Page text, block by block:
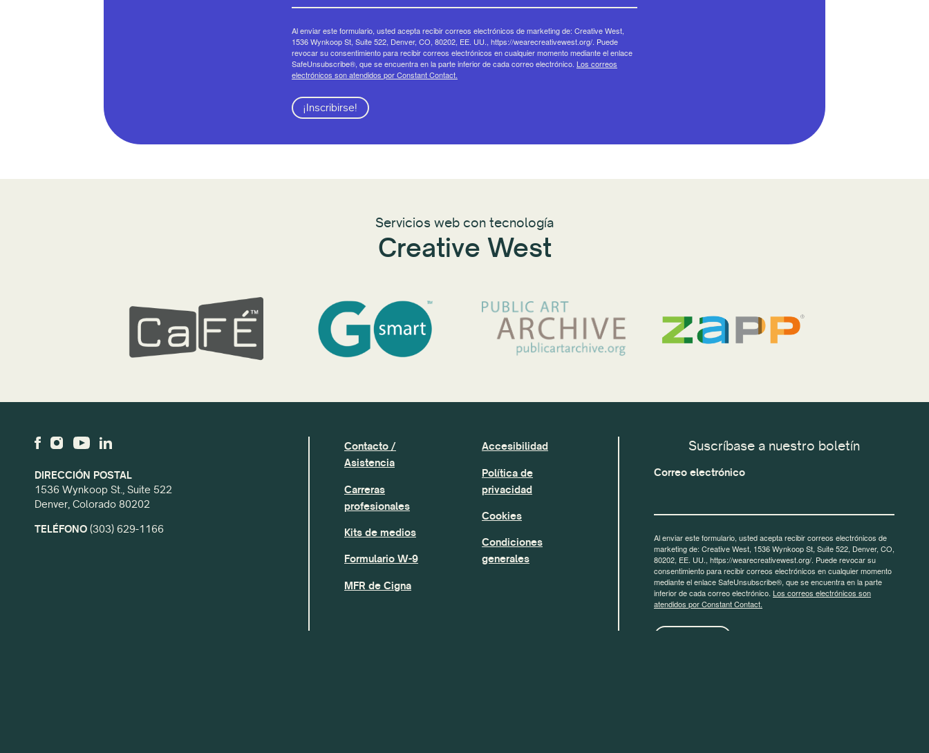
Al enviar este formulario, usted acepta recibir correos electrónicos de marketing de: Creative West,
1536 Wynkoop St, Suite 522, Denver, CO, 80202, EE. UU., https://wearecreativewest.org/. Puede
revocar su consentimiento para recibir correos electrónicos en cualquier momento mediante el enlace
SafeUnsubscribe®, que se encuentra en la parte inferior de cada correo electrónico. Los correos
electrónicos son atendidos por Constant Contact.
¡Inscribirse!
Servicios web con tecnología
Creative West
DIRECCIÓN POSTAL
1536 Wynkoop St., Suite 522
Denver, Colorado 80202
TELÉFONO (303) 629-1166
Contacto /
Asistencia
Carreras
profesionales
Kits de medios
Formulario W-9
MFR de Cigna
Accesibilidad
Política de
privacidad
Cookies
Condiciones
generales
Suscríbase a nuestro boletín
Correo electrónico
Al enviar este formulario, usted acepta recibir correos electrónicos de
marketing de: Creative West, 1536 Wynkoop St, Suite 522, Denver, CO,
80202, EE. UU., https://wearecreativewest.org/. Puede revocar su
consentimiento para recibir correos electrónicos en cualquier momento
mediante el enlace SafeUnsubscribe®, que se encuentra en la parte
inferior de cada correo electrónico. Los correos electrónicos son
atendidos por Constant Contact.